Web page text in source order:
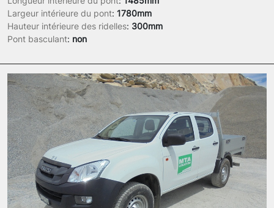
Largeur intérieure du pont: 1780mm
Hauteur intérieure des ridelles: 300mm
Pont basculant: non